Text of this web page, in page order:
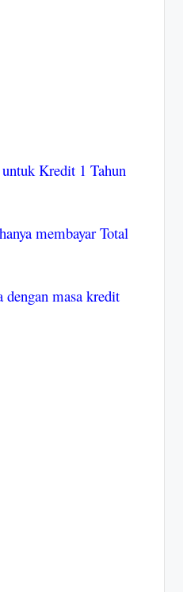
Kredit 1 Tahun
membayar Total
dengan masa kredit